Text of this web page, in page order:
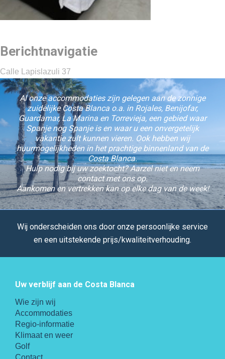
Berichtnavigatie
Calle Lapislazuli 37
Al onze accommodaties zijn gelegen aan de zonnige
zuidelijke Costa Blanca o.a. in Rojales, Benijofar,
Guardamar, La Marina en Torrevieja, een gebied waar
Spanje nog Spanje is en waar u een onvergetelijk
vakantie zult kunnen vieren. Ook hebben wij
huurmogelijkheden in het prachtige binnenland van de
Costa Blanca.
Hulp nodig bij uw zoektocht? Aarzel niet en neem
contact met ons op.
Aankomen en vertrekken kan op elke dag van de week!
Wij onderscheiden ons door onze persoonlijke service
en een uitstekende prijs/kwaliteitverhouding.
Uw verblijf aan de Costa Blanca
Wie zijn wij
Accommodaties
Regio-informatie
Klimaat en weer
Golf
Contact